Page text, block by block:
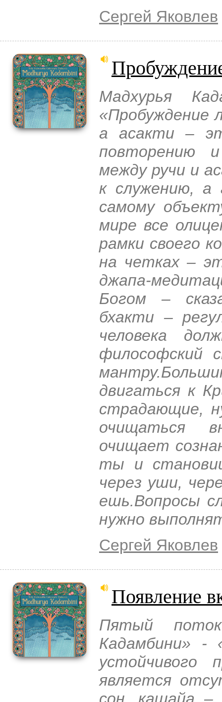
Сергей Яковлев
Мадхурья
«Пробуждение
а асакти –
повторению
между ручи и
к служению, а
самому
мире все
рамки своего
на четках –
джапа-
Богом –
бхакти –
человека
философский
двигаться к
страдающие,
очищаться
очищает
ты и
через уши,
ешь.Вопросы
нужно
Сергей Яковлев
Появление
Пятый
Кадамбини» -
устойчивого
является
сон, кашайа –